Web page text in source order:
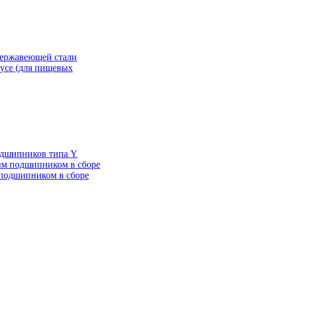
стали
(для пищевых
типа Y
подшипником в сборе
в сборе